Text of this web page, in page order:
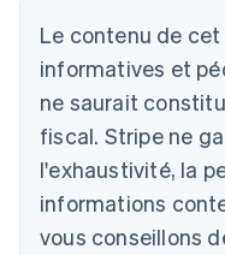
Le contenu de
informatives et
ne saurait
fiscal. Stripe ne
l'exhaustivité, la
informations
vous conseillons
Allemagne
Australie
English
Autriche
DeutschEnglish
Belgique
NederlandsFrançais